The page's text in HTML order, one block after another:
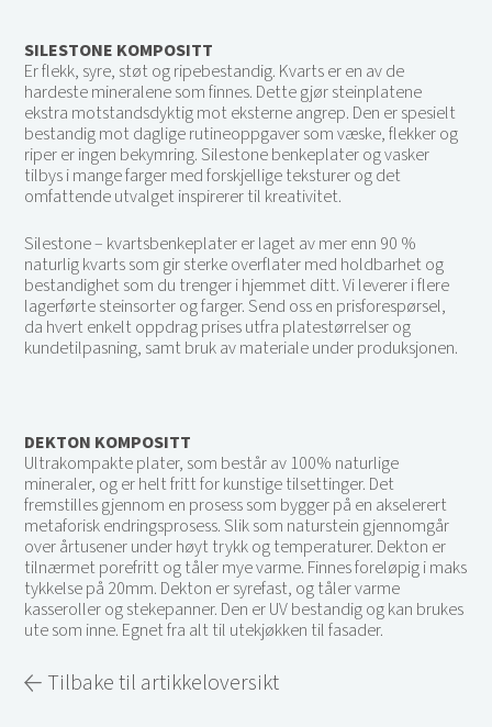
SILESTONE KOMPOSITT
Er flekk, syre, støt og ripebestandig. Kvarts er en av de
hardeste mineralene som finnes. Dette gjør steinplatene
ekstra motstandsdyktig mot eksterne angrep. Den er spesielt
bestandig mot daglige rutineoppgaver som væske, flekker og
riper er ingen bekymring. Silestone benkeplater og vasker
tilbys i mange farger med forskjellige teksturer og det
omfattende utvalget inspirerer til kreativitet.
Silestone – kvartsbenkeplater er laget av mer enn 90 %
naturlig kvarts som gir sterke overflater med holdbarhet og
bestandighet som du trenger i hjemmet ditt. Vi leverer i flere
lagerførte steinsorter og farger. Send oss en prisforespørsel,
da hvert enkelt oppdrag prises utfra platestørrelser og
kundetilpasning, samt bruk av materiale under produksjonen.
DEKTON KOMPOSITT
Ultrakompakte plater, som består av 100% naturlige
mineraler, og er helt fritt for kunstige tilsettinger. Det
fremstilles gjennom en prosess som bygger på en akselerert
metaforisk endringsprosess. Slik som naturstein gjennomgår
over årtusener under høyt trykk og temperaturer. Dekton er
tilnærmet porefritt og tåler mye varme. Finnes foreløpig i maks
tykkelse på 20mm. Dekton er syrefast, og tåler varme
kasseroller og stekepanner. Den er UV bestandig og kan brukes
ute som inne. Egnet fra alt til utekjøkken til fasader.
Tilbake til artikkeloversikt